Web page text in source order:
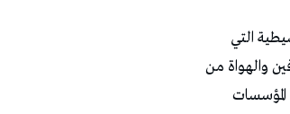
التي
والهواة من